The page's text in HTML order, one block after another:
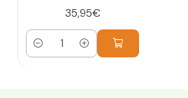
35,95€
Cantidad